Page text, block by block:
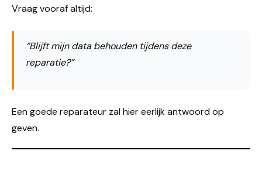
Vraag vooraf altijd:
“Blijft mijn data behouden tijdens deze
reparatie?”
Een goede reparateur zal hier eerlijk antwoord op
geven.